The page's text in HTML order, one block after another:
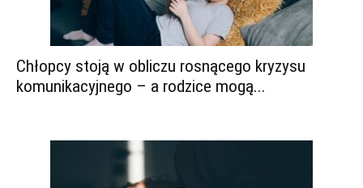
Chłopcy stoją w obliczu rosnącego kryzysu
komunikacyjnego – a rodzice mogą...